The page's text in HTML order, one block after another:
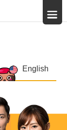
English